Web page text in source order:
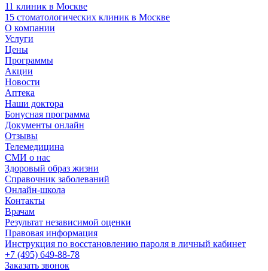
11 клиник в Москве
15 стоматологических клиник в Москве
О компании
Услуги
Цены
Программы
Акции
Новости
Аптека
Наши доктора
Бонусная программа
Документы онлайн
Отзывы
Телемедицина
СМИ о нас
Здоровый образ жизни
Справочник заболеваний
Онлайн-школа
Контакты
Врачам
Результат независимой оценки
Правовая информация
Инструкция по восстановлению пароля в личный кабинет
+7 (495) 649-88-78
Заказать звонок